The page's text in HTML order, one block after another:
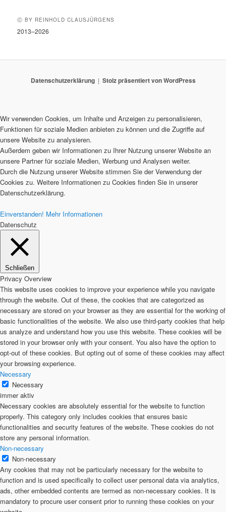
Ⓒ BY REINHOLD CLAUSJÜRGENS
2013–2026
Datenschutzerklärung Stolz präsentiert von WordPress
Wir verwenden Cookies, um Inhalte und Anzeigen zu personalisieren,
Funktionen für soziale Medien anbieten zu können und die Zugriffe auf
unsere Website zu analysieren.
Außerdem geben wir Informationen zu Ihrer Nutzung unserer Website an
unsere Partner für soziale Medien, Werbung und Analysen weiter.
Durch die Nutzung unserer Website stimmen Sie der Verwendung der
Cookies zu. Weitere Informationen zu Cookies finden Sie in unserer
Datenschutzerklärung.
Einverstanden! Mehr Informationen
Datenschutz
Schließen
Privacy Overview
This website uses cookies to improve your experience while you navigate
through the website. Out of these, the cookies that are categorized as
necessary are stored on your browser as they are essential for the working of
basic functionalities of the website. We also use third-party cookies that help
us analyze and understand how you use this website. These cookies will be
stored in your browser only with your consent. You also have the option to
opt-out of these cookies. But opting out of some of these cookies may affect
your browsing experience.
Necessary
Necessary
immer aktiv
Necessary cookies are absolutely essential for the website to function
properly. This category only includes cookies that ensures basic
functionalities and security features of the website. These cookies do not
store any personal information.
Non-necessary
Non-necessary
Any cookies that may not be particularly necessary for the website to
function and is used specifically to collect user personal data via analytics,
ads, other embedded contents are termed as non-necessary cookies. It is
mandatory to procure user consent prior to running these cookies on your